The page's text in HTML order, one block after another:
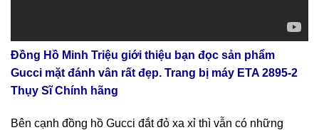
Đồng Hồ Minh Triệu giới thiệu bạn đọc sản phẩm
Gucci mặt đánh vân rất đẹp. Trang bị máy ETA 2895-2
Thụy Sĩ Chính hãng
Bên cạnh đồng hồ Gucci đắt đỏ xa xỉ thì vẫn có những